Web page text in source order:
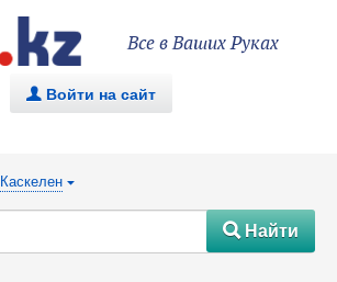
Все в Ваших Руках
. Войти на сайт
Каскелен {
#Найти